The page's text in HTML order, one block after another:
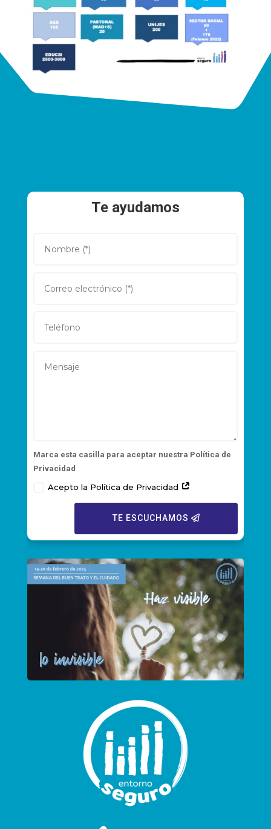
Te ayudamos
Marca esta casilla para aceptar nuestra Política de
Privacidad
Acepto la Política de Privacidad
TE ESCUCHAMOS